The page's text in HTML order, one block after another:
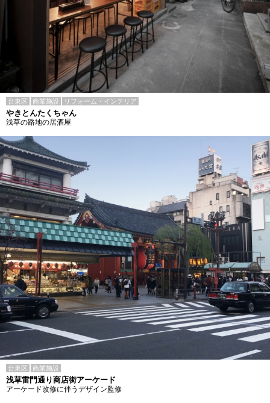
台東区 商業施設 リフォーム・インテリア
やきとんたくちゃん
浅草の路地の居酒屋
台東区 商業施設
浅草雷門通り商店街アーケード
アーケード改修に伴うデザイン監修